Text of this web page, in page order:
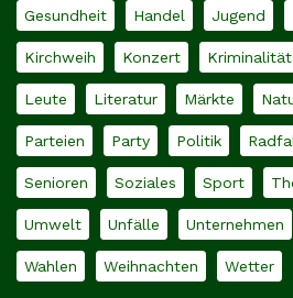
Gesundheit Handel Jugend
Kirchweih Konzert Kriminalität
Leute Literatur Märkte
Parteien Party Politik
Senioren Soziales Sport
Umwelt Unfälle Unternehmen
Wahlen Weihnachten Wetter